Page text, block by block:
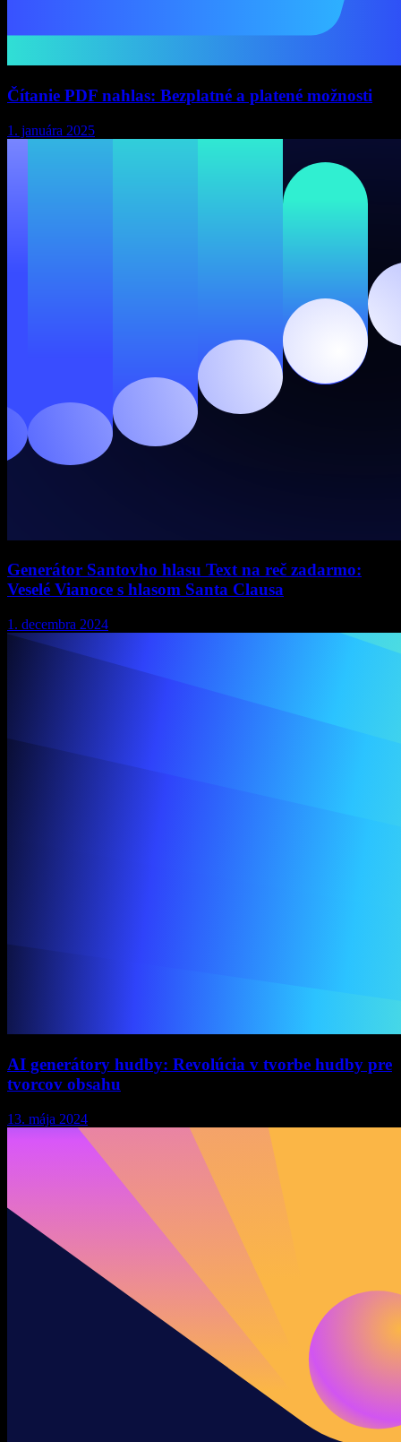
Čítanie PDF nahlas: Bezplatné a platené možnosti
1. januára 2025
Generátor Santovho hlasu Text na reč zadarmo:
Veselé Vianoce s hlasom Santa Clausa
1. decembra 2024
AI generátory hudby: Revolúcia v tvorbe hudby pre
tvorcov obsahu
13. mája 2024